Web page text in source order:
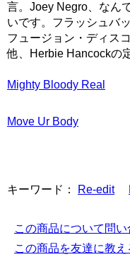
言。Joey Negro、なん
いです。フラッシュバ
フュージョン・ディス
他、Herbie Hancockの
Mighty Bloody Real
Move Ur Body
キーワード： Re-edit
この商品について問い
この商品を友達に教え